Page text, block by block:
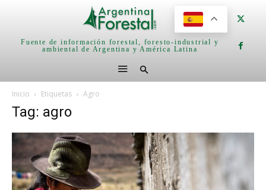
Fuente de información forestal, foresto-industrial y
ambiental de Argentina y América Latina
Inicio Etiquetas Agro
Tag: agro